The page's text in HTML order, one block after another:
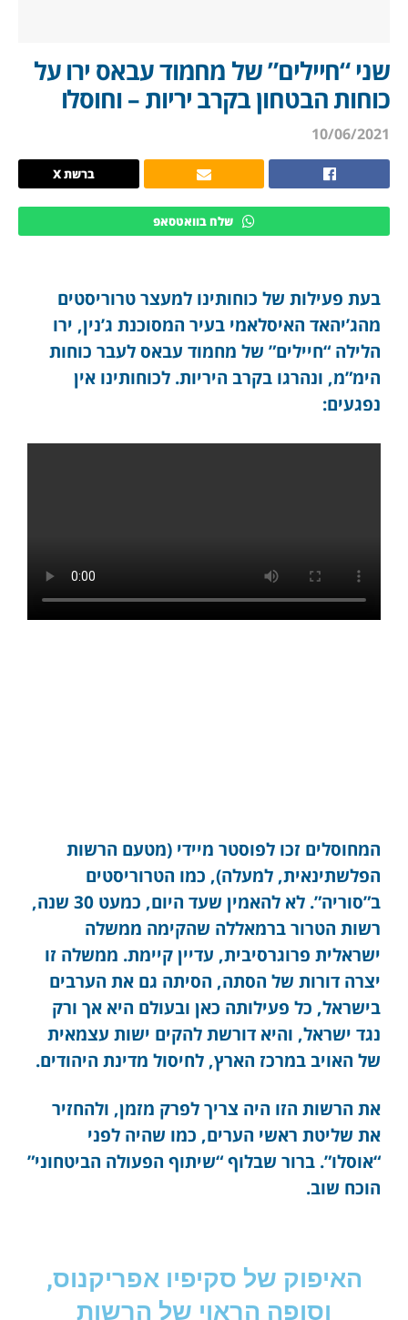
שני “חיילים” של מחמוד עבאס ירו על
כוחות הבטחון בקרב יריות – וחוסלו
10/06/2021
ברשת X
שלח בוואטסאפ
בעת פעילות של כוחותינו למעצר טרוריסטים
מהג’יהאד האיסלאמי בעיר המסוכנת ג’נין, ירו
הלילה “חיילים” של מחמוד עבאס לעבר כוחות
הימ”מ, ונהרגו בקרב היריות. לכוחותינו אין
נפגעים:
המחוסלים זכו לפוסטר מיידי (מטעם הרשות
הפלשתינאית, למעלה), כמו הטרוריסטים
ב”סוריה”. לא להאמין שעד היום, כמעט 30 שנה,
רשות הטרור ברמאללה שהקימה ממשלה
ישראלית פרוגרסיבית, עדיין קיימת. ממשלה זו
יצרה דורות של הסתה, הסיתה גם את הערבים
בישראל, כל פעילותה כאן ובעולם היא אך ורק
נגד ישראל, והיא דורשת להקים ישות עצמאית
של האויב במרכז הארץ, לחיסול מדינת היהודים.
את הרשות הזו היה צריך לפרק מזמן, ולהחזיר
את שליטת ראשי הערים, כמו שהיה לפני
“אוסלו”. ברור שבלוף “שיתוף הפעולה הביטחוני”
הוכח שוב.
האיפוק של סקיפיו אפריקנוס,
וסופה הראוי של הרשות